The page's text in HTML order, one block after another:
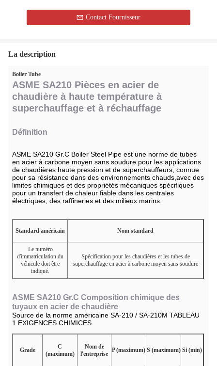
Contact Fournisseur
La description
Boiler Tube
ASME SA210 Pièces en acier de
chaudière à haute température à
superchauffage et à réchauffage
Définition
ASME SA210 Gr.C Boiler Steel Pipe est une norme de tubes
en acier à carbone moyen sans soudure pour les applications
de chaudières haute pression et de superchauffeurs, connue
pour sa résistance dans des environnements chauds,avec des
limites chimiques et des propriétés mécaniques spécifiques
pour un transfert de chaleur fiable dans les centrales
électriques, des raffineries et des milieux marins.
Standard américain Nom standard
Le numéro
d'immatriculation du
véhicule doit être
indiqué.
Spécification pour les chaudières et les tubes de
superchauffage en acier à carbone moyen sans soudure
ASME SA210 Gr.C Composition chimique des
tuyaux en acier de chaudière
Source de la norme américaine SA-210 / SA-210M TABLEAU
1 EXIGENCES CHIMICES
Grade
C
(maximum)
Nom de
l'entreprise
P (maximum) S (maximum) Si (min)